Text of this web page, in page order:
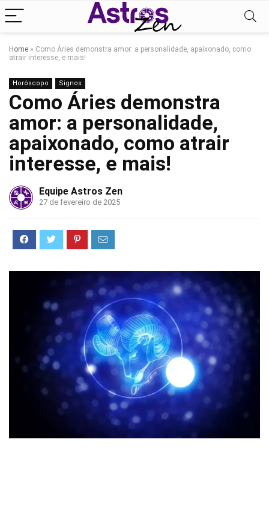
Home » Como Áries demonstra amor: a personalidade, apaixonado, como
atrair interesse, e mais!
Horóscopo Signos
Como Áries demonstra
amor: a personalidade,
apaixonado, como atrair
interesse, e mais!
Equipe Astros Zen
27 de fevereiro de 2025